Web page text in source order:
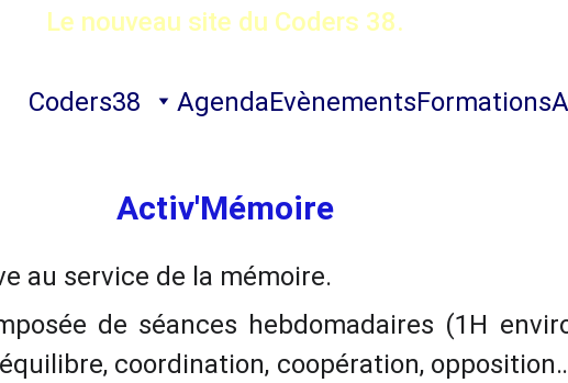
Le nouveau site du Coders 38.
Coders38 AgendaEvènementsFormations
Activ'Mémoire
au service de la mémoire.
de séances hebdomadaires (1H
coordination, coopération,